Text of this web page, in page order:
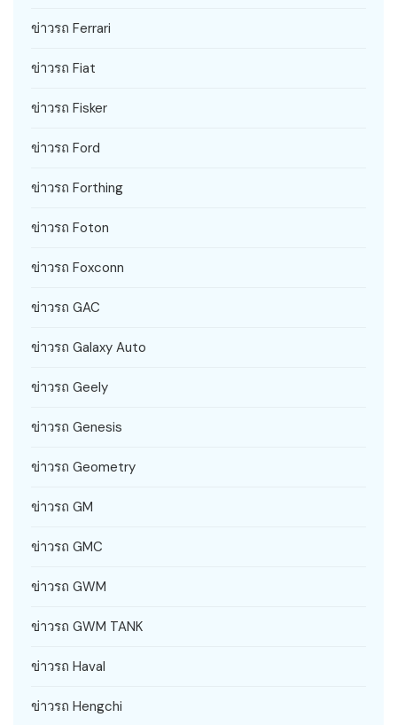
ข่าวรถ Ferrari
ข่าวรถ Fiat
ข่าวรถ Fisker
ข่าวรถ Ford
ข่าวรถ Forthing
ข่าวรถ Foton
ข่าวรถ Foxconn
ข่าวรถ GAC
ข่าวรถ Galaxy Auto
ข่าวรถ Geely
ข่าวรถ Genesis
ข่าวรถ Geometry
ข่าวรถ GM
ข่าวรถ GMC
ข่าวรถ GWM
ข่าวรถ GWM TANK
ข่าวรถ Haval
ข่าวรถ Hengchi